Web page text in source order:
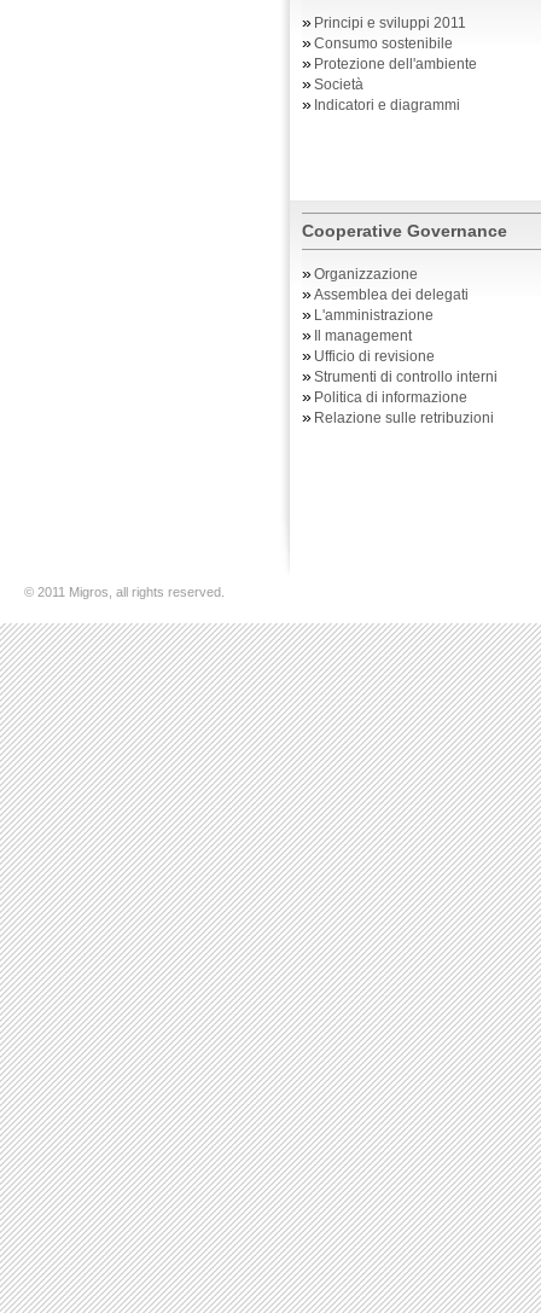
» Principi e sviluppi 2011
»Consumo sostenibile
» Protezione dell'ambiente
»Società
» Indicatori e diagrammi
Cooperative Governance
»Organizzazione
»Assemblea dei delegati
» L'amministrazione
» Il management
» Ufficio di revisione
»Strumenti di controllo interni
» Politica di informazione
» Relazione sulle retribuzioni
© 2011 Migros, all rights reserved.